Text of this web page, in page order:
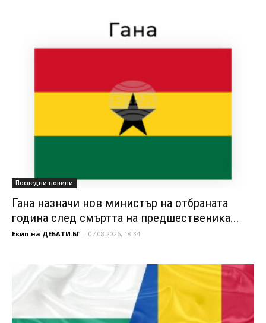
Последни новини
Гана назначи нов министър на отбраната
година след смъртта на предшественика...
Екип на ДЕБАТИ.БГ - 07.08.2026, 18:34